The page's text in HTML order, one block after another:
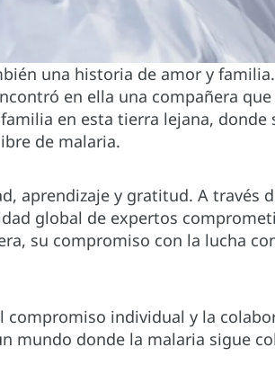
una historia de amor y
en ella una compañera
en esta tierra lejana, donde
de malaria.
aprendizaje y gratitud. A través
global de expertos
su compromiso con la lucha
individual y la
mundo donde la malaria sigue